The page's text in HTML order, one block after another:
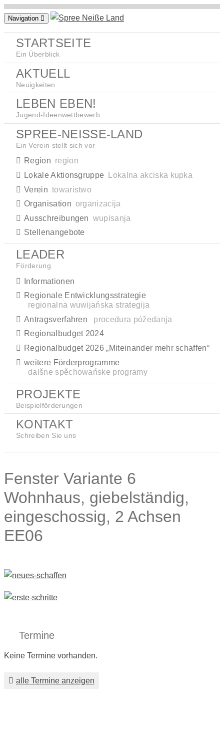
Zum
springen
Navigation
STARTSEITE
Ein Überblick
AKTUELL
Neuigkeiten
LEBEN EBEN!
Jugend-Ideenwettbewerb
SPREE-NEISSE-LAND
Ein Verein stellt sich vor
Region region
Lokale Aktionsgruppe
Lokalna akciska kupka
Verein towaristwo
Organisation organizacija
Ausschreibungen wupisanja
Stellenangebote
LEADER
Förderung
Informationen
Regionale Entwicklungsstrategie
regionalna wuwijańska strategija
Antragsverfahren
procedura póžedanja
Regionalbudget 2024
Regionalbudget 2026 „Miteinander mehr schaffen“
weitere Förderprogramme
dalšne spěchowańske programy
PROJEKTE
Beispielförderungen
KONTAKT
Schreiben Sie uns
Fenster Variante 6
Wohnhaus, giebelständig,
eingeschossig, 2 Achsen
EE06
Termine
Keine Termine vorhanden.
alle Termine anzeigen